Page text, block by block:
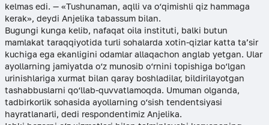
kelmas edi. — «Tushunaman, aqlli va o‘qimishli qiz hammaga
kerak», deydi Anjelika tabassum bilan.
Bugungi kunga kelib, nafaqat oila instituti, balki butun
mamlakat taraqqiyotida turli sohalarda xotin-qizlar katta ta’sir
kuchiga ega ekanligini odamlar allaqachon anglab yetgan. Ular
ayollarning jamiyatda o‘z munosib o‘rnini topishiga bo‘lgan
urinishlariga xurmat bilan qaray boshladilar, bildirilayotgan
tashabbuslarni qo‘llab-quvvatlamoqda. Umuman olganda,
tadbirkorlik sohasida ayollarning o‘sish tendentsiyasi
hayratlanarli, dedi respondentimiz Anjelika.